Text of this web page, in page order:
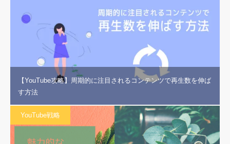
【YouTube攻略】周期的に注目されるコンテンツで再生数を伸ば
す方法
YouTube戦略